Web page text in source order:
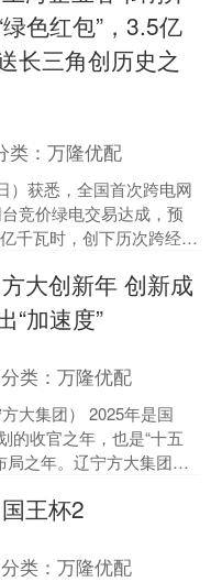
色红包”，3.5亿
长三角创历史之
类：万隆优配
）获悉，全国首次跨电网
竞价绿电交易达成，预
千瓦时，创下历次跨经营
大创新年 创新成
“加速度”
分类：万隆优配
方大集团） 2025年是国
的收官之年，也是“十五
局之年。辽宁方大集团紧
王杯2
分类：万隆优配